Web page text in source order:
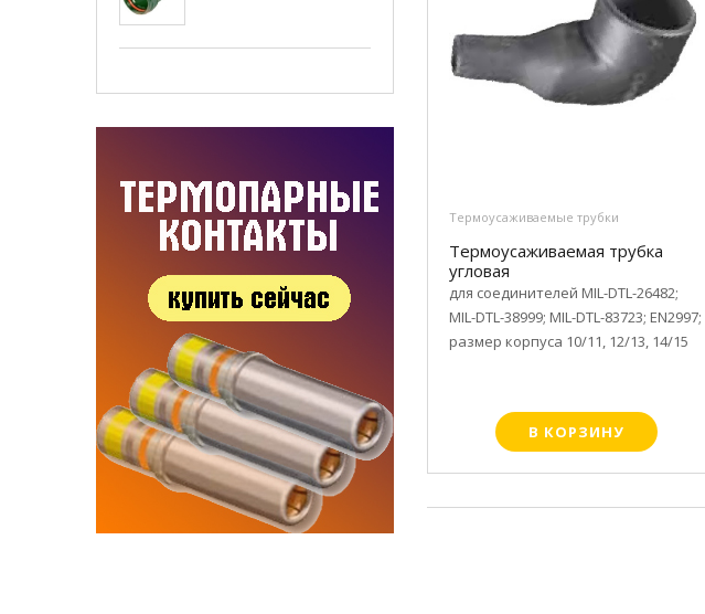
Термоусаживаемые трубки
Термоусаживаемая трубка
угловая
для соединителей MIL-DTL-26482;
MIL-DTL-38999; MIL-DTL-83723; EN2997;
размер корпуса 10/11, 12/13, 14/15
В КОРЗИНУ